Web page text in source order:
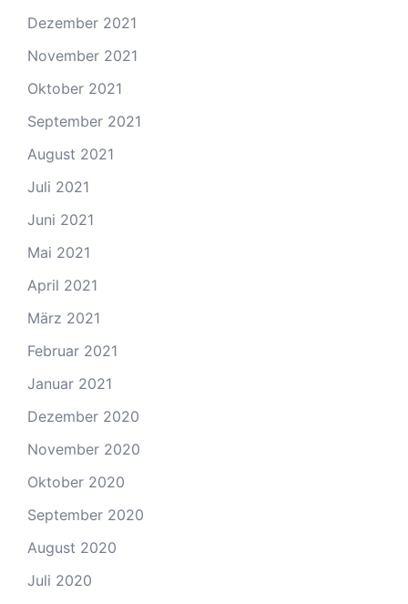
Dezember 2021
November 2021
Oktober 2021
September 2021
August 2021
Juli 2021
Juni 2021
Mai 2021
April 2021
März 2021
Februar 2021
Januar 2021
Dezember 2020
November 2020
Oktober 2020
September 2020
August 2020
Juli 2020